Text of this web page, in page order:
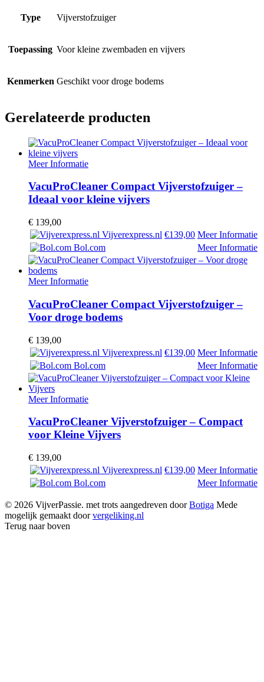
Type Vijverstofzuiger
Toepassing Voor kleine zwembaden en vijvers
Kenmerken Geschikt voor droge bodems
Gerelateerde producten
Meer Informatie
VacuProCleaner Compact Vijverstofzuiger –
Ideaal voor kleine vijvers
€ 139,00
Vijverexpress.nl €139,00 Meer Informatie
Bol.com
Meer Informatie
Meer Informatie
VacuProCleaner Compact Vijverstofzuiger –
Voor droge bodems
€ 139,00
Vijverexpress.nl €139,00 Meer Informatie
Bol.com
Meer Informatie
Meer Informatie
VacuProCleaner Vijverstofzuiger – Compact
voor Kleine Vijvers
€ 139,00
Vijverexpress.nl €139,00 Meer Informatie
Bol.com
Meer Informatie
© 2026 VijverPassie. met trots aangedreven doorBotiga Mede
mogelijk gemaakt doorvergeliking.nl
Terug naar boven